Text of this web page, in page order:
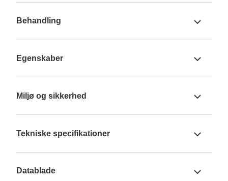
Behandling
Egenskaber
Miljø og sikkerhed
Tekniske specifikationer
Datablade